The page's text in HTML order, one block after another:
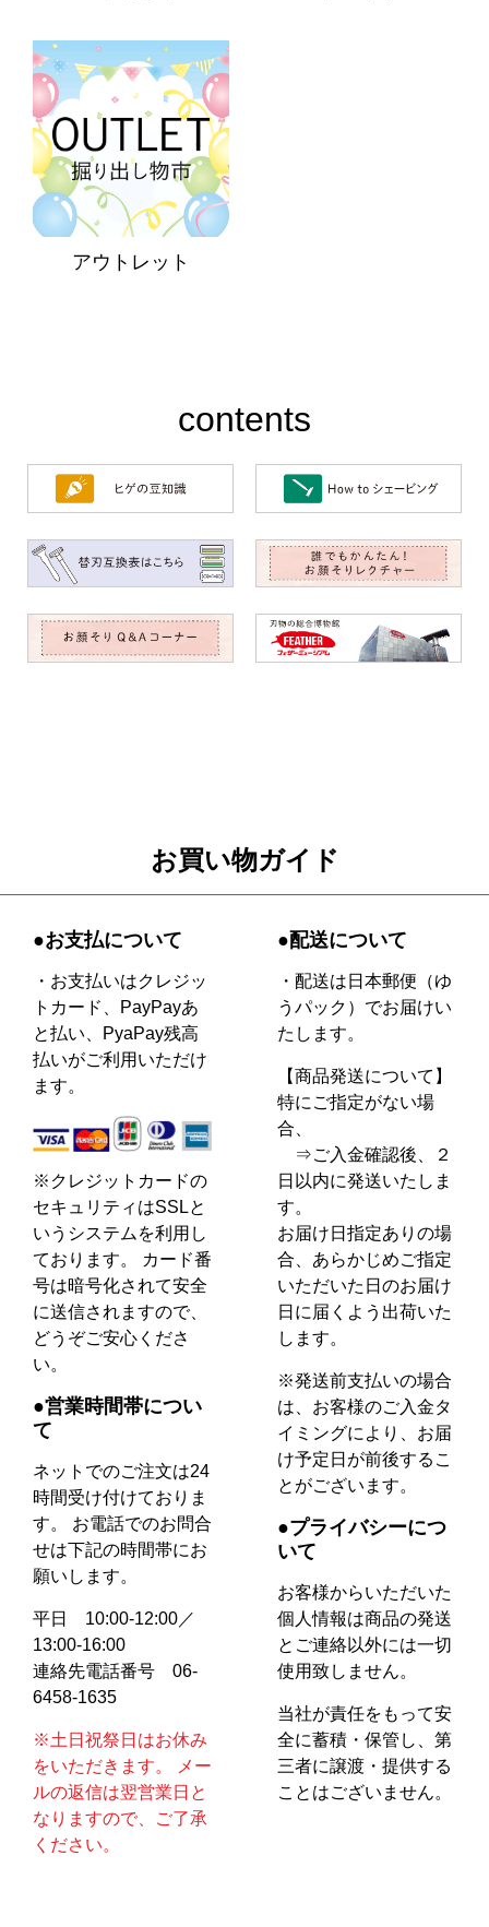
アウトレット
contents
お買い物ガイド
●お支払について
・お支払いはクレジッ
トカード、PayPayあ
と払い、PyaPay残高
払いがご利用いただけ
ます。
※クレジットカードの
セキュリティはSSLと
いうシステムを利用し
ております。 カード番
号は暗号化されて安全
に送信されますので、
どうぞご安心くださ
い。
●営業時間帯につい
て
ネットでのご注文は24
時間受け付けておりま
す。 お電話でのお問合
せは下記の時間帯にお
願いします。
平日 10:00-12:00／
13:00-16:00
連絡先電話番号 06-
6458-1635
※土日祝祭日はお休み
をいただきます。 メー
ルの返信は翌営業日と
なりますので、ご了承
ください。
●配送について
・配送は日本郵便（ゆ
うパック）でお届けい
たします。
【商品発送について】
特にご指定がない場
合、
⇒ご入金確認後、２
日以内に発送いたしま
す。
お届け日指定ありの場
合、あらかじめご指定
いただいた日のお届け
日に届くよう出荷いた
します。
※発送前支払いの場合
は、お客様のご入金タ
イミングにより、お届
け予定日が前後するこ
とがございます。
●プライバシーにつ
いて
お客様からいただいた
個人情報は商品の発送
とご連絡以外には一切
使用致しません。
当社が責任をもって安
全に蓄積・保管し、第
三者に譲渡・提供する
ことはございません。